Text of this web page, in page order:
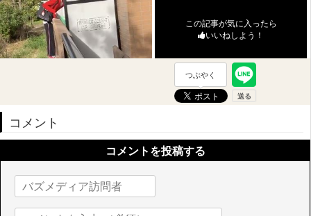
この記事が気に入ったら
いいねしよう！
つぶやく
コメント
コメントを投稿する